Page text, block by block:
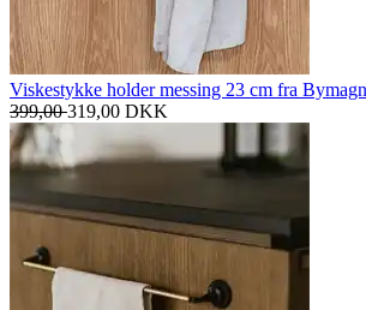
Viskestykke holder messing 23 cm fra
399,00319,00 DKK